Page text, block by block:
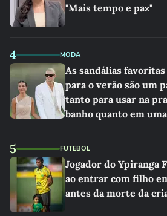
"Mais tempo e paz"
4 MODA
As sandálias
para o verão são um
tanto para usar na
banho quanto em
5 FUTEBOL
Jogador do Ypiranga
ao entrar com filho
antes da morte da